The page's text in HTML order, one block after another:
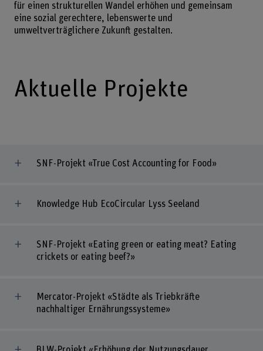
für einen strukturellen Wandel erhöhen und gemeinsam
eine sozial gerechtere, lebenswerte und
umweltverträglichere Zukunft gestalten.
Aktuelle Projekte
SNF-Projekt «True Cost Accounting for Food»
Knowledge Hub EcoCircular Lyss Seeland
SNF-Projekt «Eating green or eating meat? Eating
crickets or eating beef?»
Mercator-Projekt «Städte als Triebkräfte
nachhaltiger Ernährungssysteme»